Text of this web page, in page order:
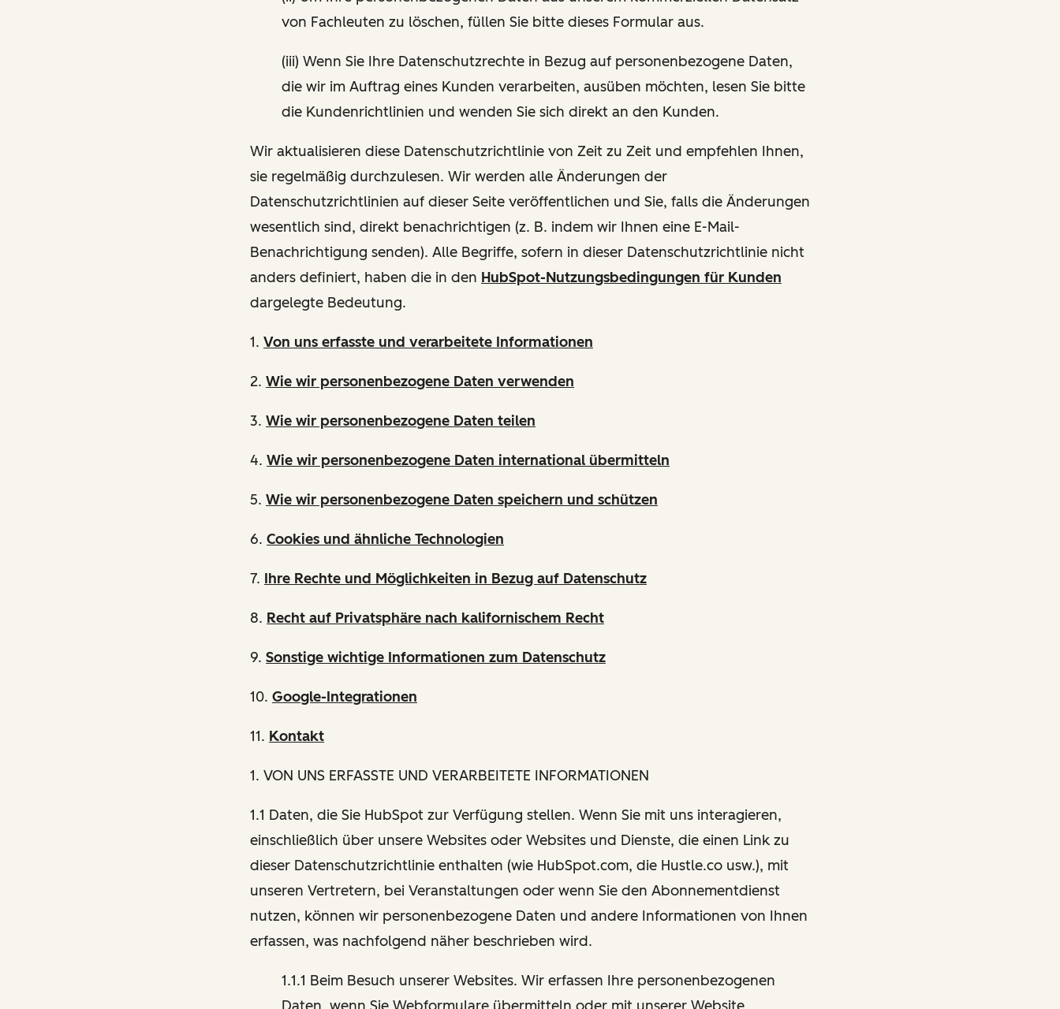
von Fachleuten zu löschen, füllen Sie bitte dieses Formular aus.
(iii) Wenn Sie Ihre Datenschutzrechte in Bezug auf personenbezogene Daten,
die wir im Auftrag eines Kunden verarbeiten, ausüben möchten, lesen Sie bitte
die Kundenrichtlinien und wenden Sie sich direkt an den Kunden.
Wir aktualisieren diese Datenschutzrichtlinie von Zeit zu Zeit und empfehlen Ihnen,
sie regelmäßig durchzulesen. Wir werden alle Änderungen der
Datenschutzrichtlinien auf dieser Seite veröffentlichen und Sie, falls die Änderungen
wesentlich sind, direkt benachrichtigen (z. B. indem wir Ihnen eine E-Mail-
Benachrichtigung senden). Alle Begriffe, sofern in dieser Datenschutzrichtlinie nicht
anders definiert, haben die in den HubSpot-Nutzungsbedingungen für Kunden
dargelegte Bedeutung.
1. Von uns erfasste und verarbeitete Informationen
2. Wie wir personenbezogene Daten verwenden
3. Wie wir personenbezogene Daten teilen
4. Wie wir personenbezogene Daten international übermitteln
5. Wie wir personenbezogene Daten speichern und schützen
6. Cookies und ähnliche Technologien
7. Ihre Rechte und Möglichkeiten in Bezug auf Datenschutz
8. Recht auf Privatsphäre nach kalifornischem Recht
9. Sonstige wichtige Informationen zum Datenschutz
10. Google-Integrationen
11. Kontakt
1. VON UNS ERFASSTE UND VERARBEITETE INFORMATIONEN
1.1 Daten, die Sie HubSpot zur Verfügung stellen. Wenn Sie mit uns interagieren,
einschließlich über unsere Websites oder Websites und Dienste, die einen Link zu
dieser Datenschutzrichtlinie enthalten (wie HubSpot.com, die Hustle.co usw.), mit
unseren Vertretern, bei Veranstaltungen oder wenn Sie den Abonnementdienst
nutzen, können wir personenbezogene Daten und andere Informationen von Ihnen
erfassen, was nachfolgend näher beschrieben wird.
1.1.1 Beim Besuch unserer Websites. Wir erfassen Ihre personenbezogenen